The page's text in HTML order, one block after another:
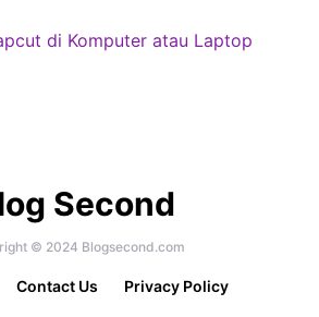
di Komputer atau Laptop
Second
© 2024 Blogsecond.com
Contact Us Privacy Policy